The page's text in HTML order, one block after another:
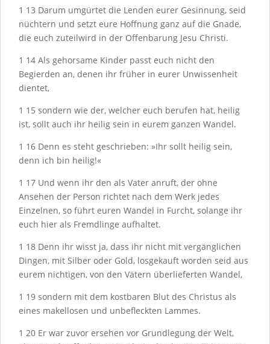
1 13 Darum umgürtet die Lenden eurer Gesinnung, seid
nüchtern und setzt eure Hoffnung ganz auf die Gnade,
die euch zuteilwird in der Offenbarung Jesu Christi.
1 14 Als gehorsame Kinder passt euch nicht den
Begierden an, denen ihr früher in eurer Unwissenheit
dientet,
1 15 sondern wie der, welcher euch berufen hat, heilig
ist, sollt auch ihr heilig sein in eurem ganzen Wandel.
1 16 Denn es steht geschrieben: »Ihr sollt heilig sein,
denn ich bin heilig!«
1 17 Und wenn ihr den als Vater anruft, der ohne
Ansehen der Person richtet nach dem Werk jedes
Einzelnen, so führt euren Wandel in Furcht, solange ihr
euch hier als Fremdlinge aufhaltet.
1 18 Denn ihr wisst ja, dass ihr nicht mit vergänglichen
Dingen, mit Silber oder Gold, losgekauft worden seid aus
eurem nichtigen, von den Vätern überlieferten Wandel,
1 19 sondern mit dem kostbaren Blut des Christus als
eines makellosen und unbefleckten Lammes.
1 20 Er war zuvor ersehen vor Grundlegung der Welt,